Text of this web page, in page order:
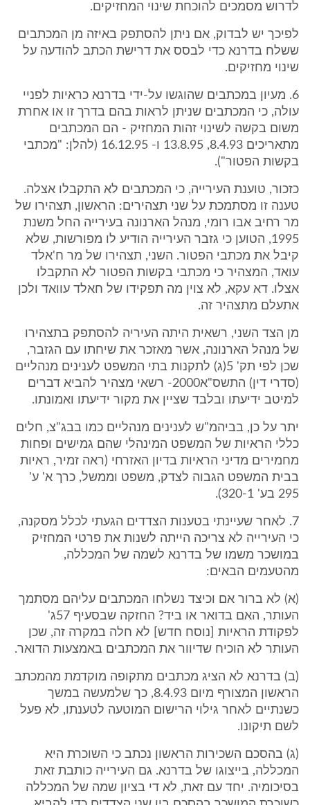
לדרוש מסמכים להוכחת שינוי המחזיקים.
לפיכך יש לבדוק, אם ניתן להסתפק באיזה מן המכתבים
ששלח בדרנא כדי לבסס את דרישת הכתב להודעה על
שינוי מחזיקים.
6. מעיון במכתבים שהוגשו על-ידי בדרנא כראיות לפניי
עולה, כי המכתבים שניתן לראות בהם בדרך זו או אחרת
משום בקשה לשינוי זהות המחזיק - הם המכתבים
מתאריכים 8.4.93, 13.8.95 ו- 16.12.95 (להלן: "מכתבי
בקשות הפטור").
כזכור, טוענת העירייה, כי המכתבים לא התקבלו אצלה.
טענה זו מסתמכת על שני תצהירים: הראשון, תצהירו של
מר רחיב אבו רומי, מנהל הארנונה בעירייה החל משנת
1995, הטוען כי גזבר העירייה הודיע לו מפורשות, שלא
קיבל את מכתבי הפטור. השני, תצהירו של מר ח'אלד
עואד, המצהיר כי מכתבי בקשות הפטור לא התקבלו
אצלו. דא עקא, לא צוין מה תפקידו של חאלד עוואד ולכן
אתעלם מתצהיר זה.
מן הצד השני, רשאית היתה העיריה להסתפק בתצהירו
של מנהל הארנונה, אשר מאזכר את שיחתו עם הגזבר,
שכן לפי תק' 5(ג) לתקנות בתי המשפט לענינים מנהליים
(סדרי דין) התשס"א2000- רשאי מצהיר להביא דברים
למיטב ידיעתו ובלבד שציין את מקור ידיעתו ואמונתו.
יתר על כן, בביהמ"ש לענינים מנהליים כמו בבג"צ, חלים
כללי הראיות של המשפט המינהלי שהם גמישים ופחות
מחמירים מדיני הראיות בדיון האזרחי (ראה זמיר, ראיות
בבית המשפט הגבוה לצדק, משפט וממשל, כרך א' ע'
295 בע' 320-1).
7. לאחר שעיינתי בטענות הצדדים הגעתי לכלל מסקנה,
כי העירייה לא צריכה הייתה לשנות את פרטי המחזיק
במושכר משמו של בדרנא לשמה של המכללה,
מהטעמים הבאים:
(א) לא ברור אם וכיצד נשלחו המכתבים עליהם מסתמך
העותר, האם בדואר או ביד? החזקה שבסעיף 57ג'
לפקודת הראיות [נוסח חדש] לא חלה במקרה זה, שכן
העותר לא הוכיח שדיוור את המכתבים באמצעות הדואר.
(ב) בדרנא לא הציג מכתבים מתקופה מוקדמת מהמכתב
הראשון המצורף מיום 8.4.93, כך שלמעשה במשך
כשנתיים לאחר גילוי הרישום המוטעה לטענתו, לא פעל
לשם תיקונו.
(ג) בהסכם השכירות הראשון נכתב כי השוכרת היא
המכללה, בייצוגו של בדרנא. גם העירייה כותבת זאת
בסיכומיה. יחד עם זאת, לא די בציון שמה של המכללה